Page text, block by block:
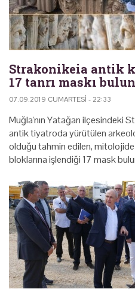
Strakonikeia antik
17 tanrı maskı
07.09.2019 CUMARTESI - 22:33
Muğla'nın Yatağan ilçesindeki
antik tiyatroda yürütülen
olduğu tahmin edilen, mitolojide
bloklarına işlendiği 17 mask